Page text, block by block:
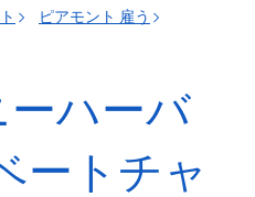
ピアモント 雇う
ーハーバ
ートチャ